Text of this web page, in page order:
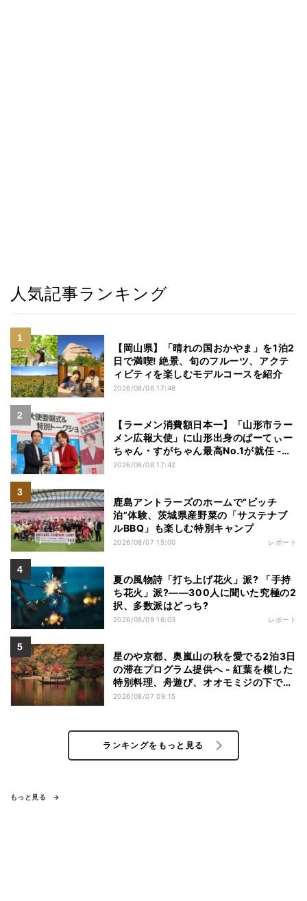
人気記事ランキング
【岡山県】「晴れの国おかやま」を1泊2
日で満喫! 絶景、旬のフルーツ、アクテ
ィビティを楽しむモデルコースを紹介
2026/08/08 17:48
【ラーメン消費額日本一】「山形市ラー
メン広報大使」に山形出身のぱーてぃー
ちゃん・すがちゃん最高No.1が就任 -
「山ラー」の魅力を発信へ
2026/08/08 17:42
鹿島アントラーズのホームで“ピッチ
泊”体験、茨城県産野菜の「サステナブ
ルBBQ」も楽しむ特別キャンプ
2026/08/07 15:00 レポート
夏の風物詩「打ち上げ花火」派? 「手持
ち花火」派?――300人に聞いた究極の2
択、多数派はどっち?
2026/08/09 16:03 レポート
星のや京都、奥嵐山の秋を愛でる2泊3日
の滞在プログラム提供へ - 紅葉を模した
特別料理、舟遊び、オオモミジの下でお
こなう深呼吸など
2026/08/07 09:15
ランキングをもっと見る
もっと見る